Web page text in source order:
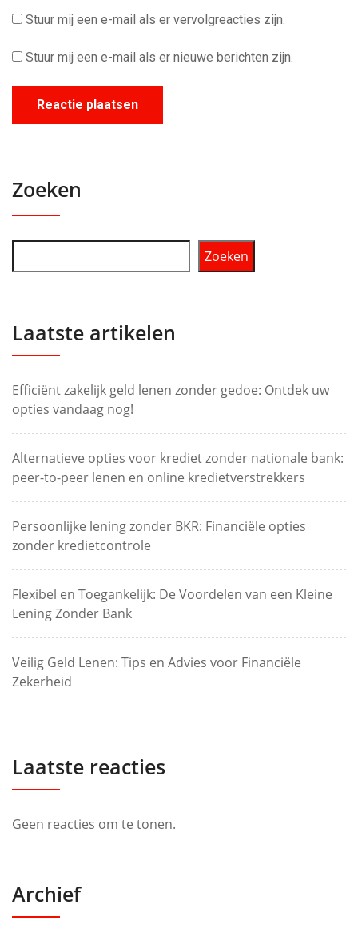
Stuur mij een e-mail als er vervolgreacties zijn.
Stuur mij een e-mail als er nieuwe berichten zijn.
Zoeken
Zoeken
Laatste artikelen
Efficiënt zakelijk geld lenen zonder gedoe: Ontdek uw
opties vandaag nog!
Alternatieve opties voor krediet zonder nationale bank:
peer-to-peer lenen en online kredietverstrekkers
Persoonlijke lening zonder BKR: Financiële opties
zonder kredietcontrole
Flexibel en Toegankelijk: De Voordelen van een Kleine
Lening Zonder Bank
Veilig Geld Lenen: Tips en Advies voor Financiële
Zekerheid
Laatste reacties
Geen reacties om te tonen.
Archief